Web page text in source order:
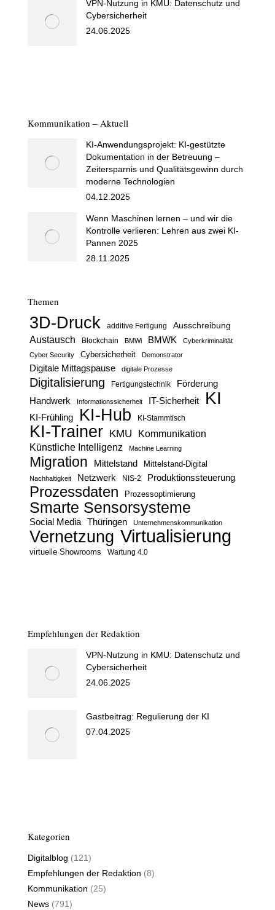
VPN-Nutzung in KMU: Datenschutz und
Cybersicherheit
24.06.2025
Kommunikation – Aktuell
KI-Anwendungsprojekt: KI-gestützte
Dokumentation in der Betreuung –
Zeitersparnis und Qualitätsgewinn durch
moderne Technologien
04.12.2025
Wenn Maschinen lernen – und wir die
Kontrolle verlieren: Lehren aus zwei KI-
Pannen 2025
28.11.2025
Themen
3D-Druck additive Fertigung Ausschreibung
Austausch Blockchain BMWi BMWK
Cyberkriminalität
Cyber Security
Cybersicherheit Demonstrator
Digitale Mittagspause digitale Prozesse
Digitalisierung Fertigungstechnik Förderung
Handwerk Informationssicherheit IT-Sicherheit KI
KI-Frühling KI-Hub KI-Stammtisch
KI-Trainer KMU
Kommunikation
Künstliche Intelligenz
Machine Learning
Migration Mittelstand Mittelstand-Digital
Nachhaltigkeit Netzwerk NIS-2 Produktionssteuerung
Prozessdaten Prozessoptimierung
Smarte Sensorsysteme
Social Media Thüringen Unternehmenskommunikation
Vernetzung Virtualisierung
virtuelle Showrooms Wartung 4.0
Empfehlungen der Redaktion
VPN-Nutzung in KMU: Datenschutz und
Cybersicherheit
24.06.2025
Gastbeitrag: Regulierung der KI
07.04.2025
Kategorien
Digitalblog (121)
Empfehlungen der Redaktion (8)
Kommunikation (25)
News (791)